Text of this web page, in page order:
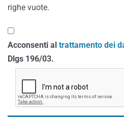
righe vuote.
Acconsenti al trattamento dei
Dlgs 196/03.